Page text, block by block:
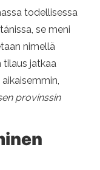
todellisessa
se meni
nimellä
tilaus jatkaa
provinssin